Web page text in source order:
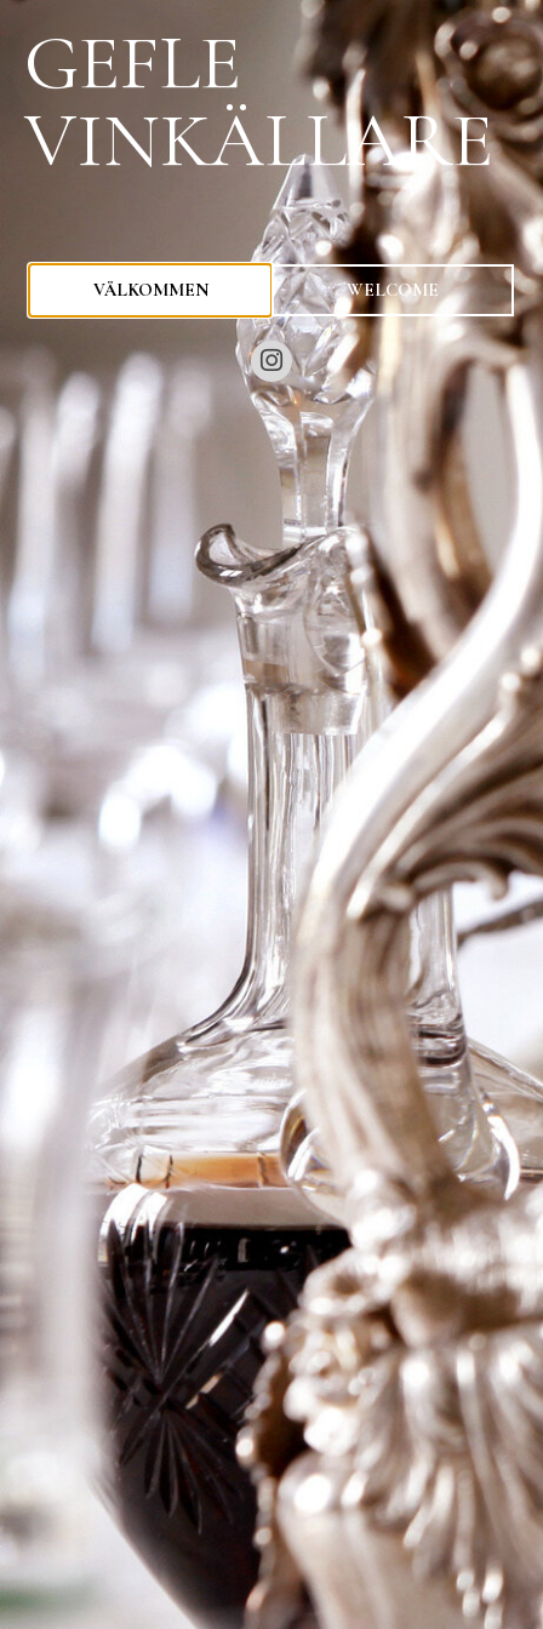
0 kr
2020 Erden
Treppchen
Riesling
Spätlese
Logga in för att se priset
Art.nr: 17762-01
Information
Producent J. J. Christoffel
Årgång 2020
Land Tyskland
Område Mosel
Vitt
GEFLE
VINKÄLLARE
VÄLKOMMEN WELCOME